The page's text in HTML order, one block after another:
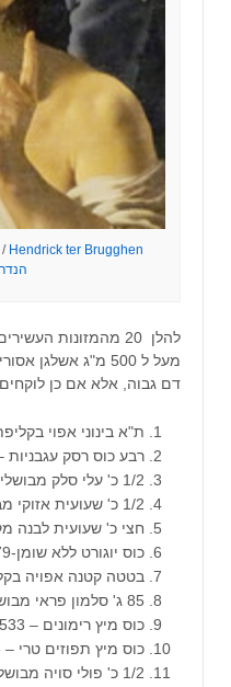
/ Hendrick ter Brugghen
להלן 20 מהמזונות
מעל ל 500 מ"ג
דם גבוה, אלא אם כן
ת"א בינוני אפוי בקליפתו-
רבע כוס רסק עגבניות – 669
1/2 כ' עלי סלק מבושלים – 654 מ"ג
1/2 כ' שעועית אזוקי מבושלת-612 מ"ג
חצי כ' שעועית לבנה
כוס יוגורט ללא שומן-579 מ"ג
בטטה קטנה אפויה
85 ג' סלמון פראי מבושל – 534 מ"ג
כוס מיץ רימונים – 533 מ"ג
כוס מיץ תפוזים טרי – 496 מ"ג
1/2 כ' פולי סויה מבושלים-485 מ"ג